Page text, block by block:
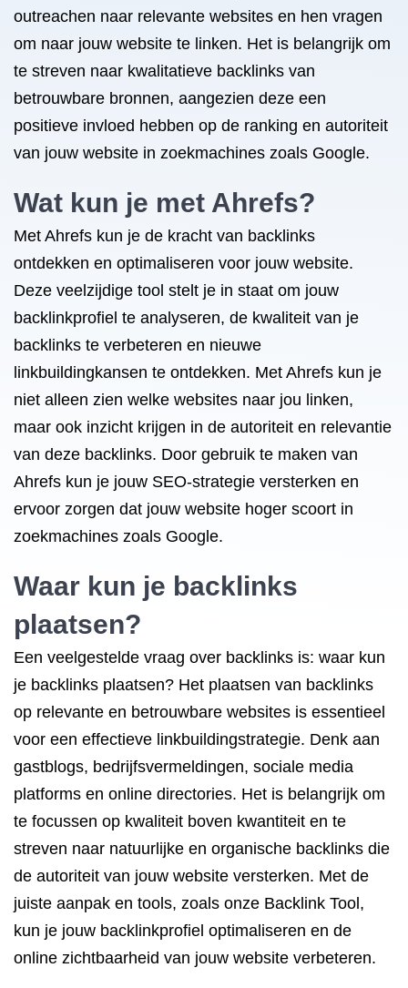
outreachen naar relevante websites en hen vragen
om naar jouw website te linken. Het is belangrijk om
te streven naar kwalitatieve backlinks van
betrouwbare bronnen, aangezien deze een
positieve invloed hebben op de ranking en autoriteit
van jouw website in zoekmachines zoals Google.
Wat kun je met Ahrefs?
Met Ahrefs kun je de kracht van backlinks
ontdekken en optimaliseren voor jouw website.
Deze veelzijdige tool stelt je in staat om jouw
backlinkprofiel te analyseren, de kwaliteit van je
backlinks te verbeteren en nieuwe
linkbuildingkansen te ontdekken. Met Ahrefs kun je
niet alleen zien welke websites naar jou linken,
maar ook inzicht krijgen in de autoriteit en relevantie
van deze backlinks. Door gebruik te maken van
Ahrefs kun je jouw SEO-strategie versterken en
ervoor zorgen dat jouw website hoger scoort in
zoekmachines zoals Google.
Waar kun je backlinks
plaatsen?
Een veelgestelde vraag over backlinks is: waar kun
je backlinks plaatsen? Het plaatsen van backlinks
op relevante en betrouwbare websites is essentieel
voor een effectieve linkbuildingstrategie. Denk aan
gastblogs, bedrijfsvermeldingen, sociale media
platforms en online directories. Het is belangrijk om
te focussen op kwaliteit boven kwantiteit en te
streven naar natuurlijke en organische backlinks die
de autoriteit van jouw website versterken. Met de
juiste aanpak en tools, zoals onze Backlink Tool,
kun je jouw backlinkprofiel optimaliseren en de
online zichtbaarheid van jouw website verbeteren.